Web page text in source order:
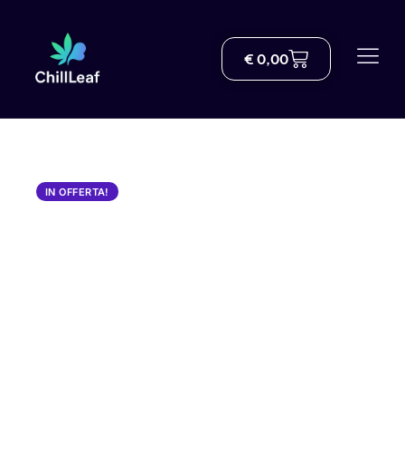
Negozio
Chi siamo
€ 0,00
IN OFFERTA!